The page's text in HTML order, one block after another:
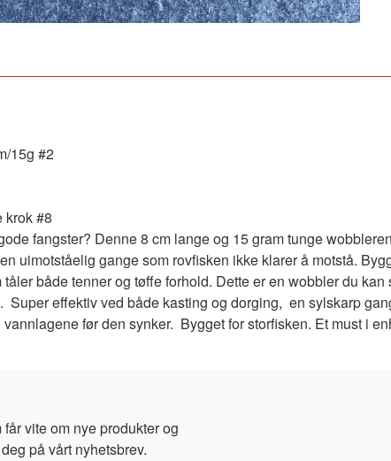
15g #2
krok #8
fangster? Denne 8 cm lange og 15 gram tunge
uimotståelig gange som rovfisken ikke klarer å motstå.
både tenner og tøffe forhold. Dette er en wobbler du
Super effektiv ved både kasting og dorging, en sylskarp
før den synker. Bygget for storfisken. Et must i
vite om nye produkter og
på vårt nyhetsbrev.